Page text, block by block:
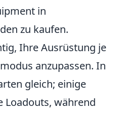
in
zu kaufen.
Ihre Ausrüstung je
anzupassen. In
gleich; einige
während